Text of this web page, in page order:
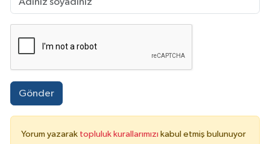
Gönder
Yorum yazarak topluluk kurallarımızı kabul etmiş bulunuyor